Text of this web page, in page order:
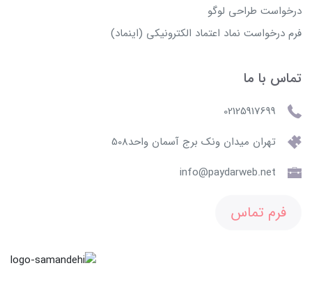
درخواست طراحی لوگو
فرم درخواست نماد اعتماد الکترونیکی (اینماد)
تماس با ما
02125917699
تهران میدان ونک برج آسمان واحد508
info@paydarweb.net
فرم تماس